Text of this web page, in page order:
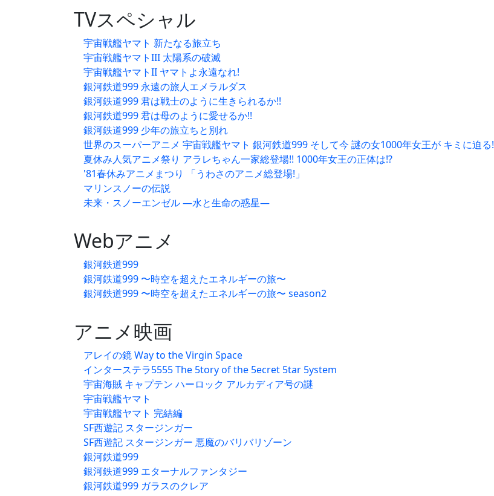
TVスペシャル
宇宙戦艦ヤマト 新たなる旅立ち
宇宙戦艦ヤマトIII 太陽系の破滅
宇宙戦艦ヤマトII ヤマトよ永遠なれ!
銀河鉄道999 永遠の旅人エメラルダス
銀河鉄道999 君は戦士のように生きられるか!!
銀河鉄道999 君は母のように愛せるか!!
銀河鉄道999 少年の旅立ちと別れ
世界のスーパーアニメ 宇宙戦艦ヤマト 銀河鉄道999 そして今 謎の女1000年女王が キミに迫る!
夏休み人気アニメ祭り アラレちゃん一家総登場!! 1000年女王の正体は!?
'81春休みアニメまつり 「うわさのアニメ総登場!」
マリンスノーの伝説
未来・スノーエンゼル —水と生命の惑星—
Webアニメ
銀河鉄道999
銀河鉄道999 〜時空を超えたエネルギーの旅〜
銀河鉄道999 〜時空を超えたエネルギーの旅〜 season2
アニメ映画
アレイの鏡 Way to the Virgin Space
インターステラ5555 The 5tory of the 5ecret 5tar 5ystem
宇宙海賊 キャプテン ハーロック アルカディア号の謎
宇宙戦艦ヤマト
宇宙戦艦ヤマト 完結編
SF西遊記 スタージンガー
SF西遊記 スタージンガー 悪魔のバリバリゾーン
銀河鉄道999
銀河鉄道999 エターナルファンタジー
銀河鉄道999 ガラスのクレア